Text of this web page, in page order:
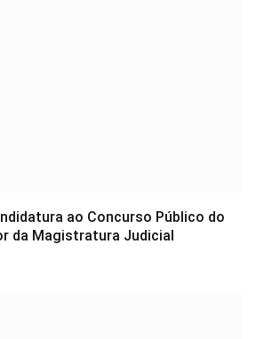
ao Concurso Público do
da Magistratura Judicial